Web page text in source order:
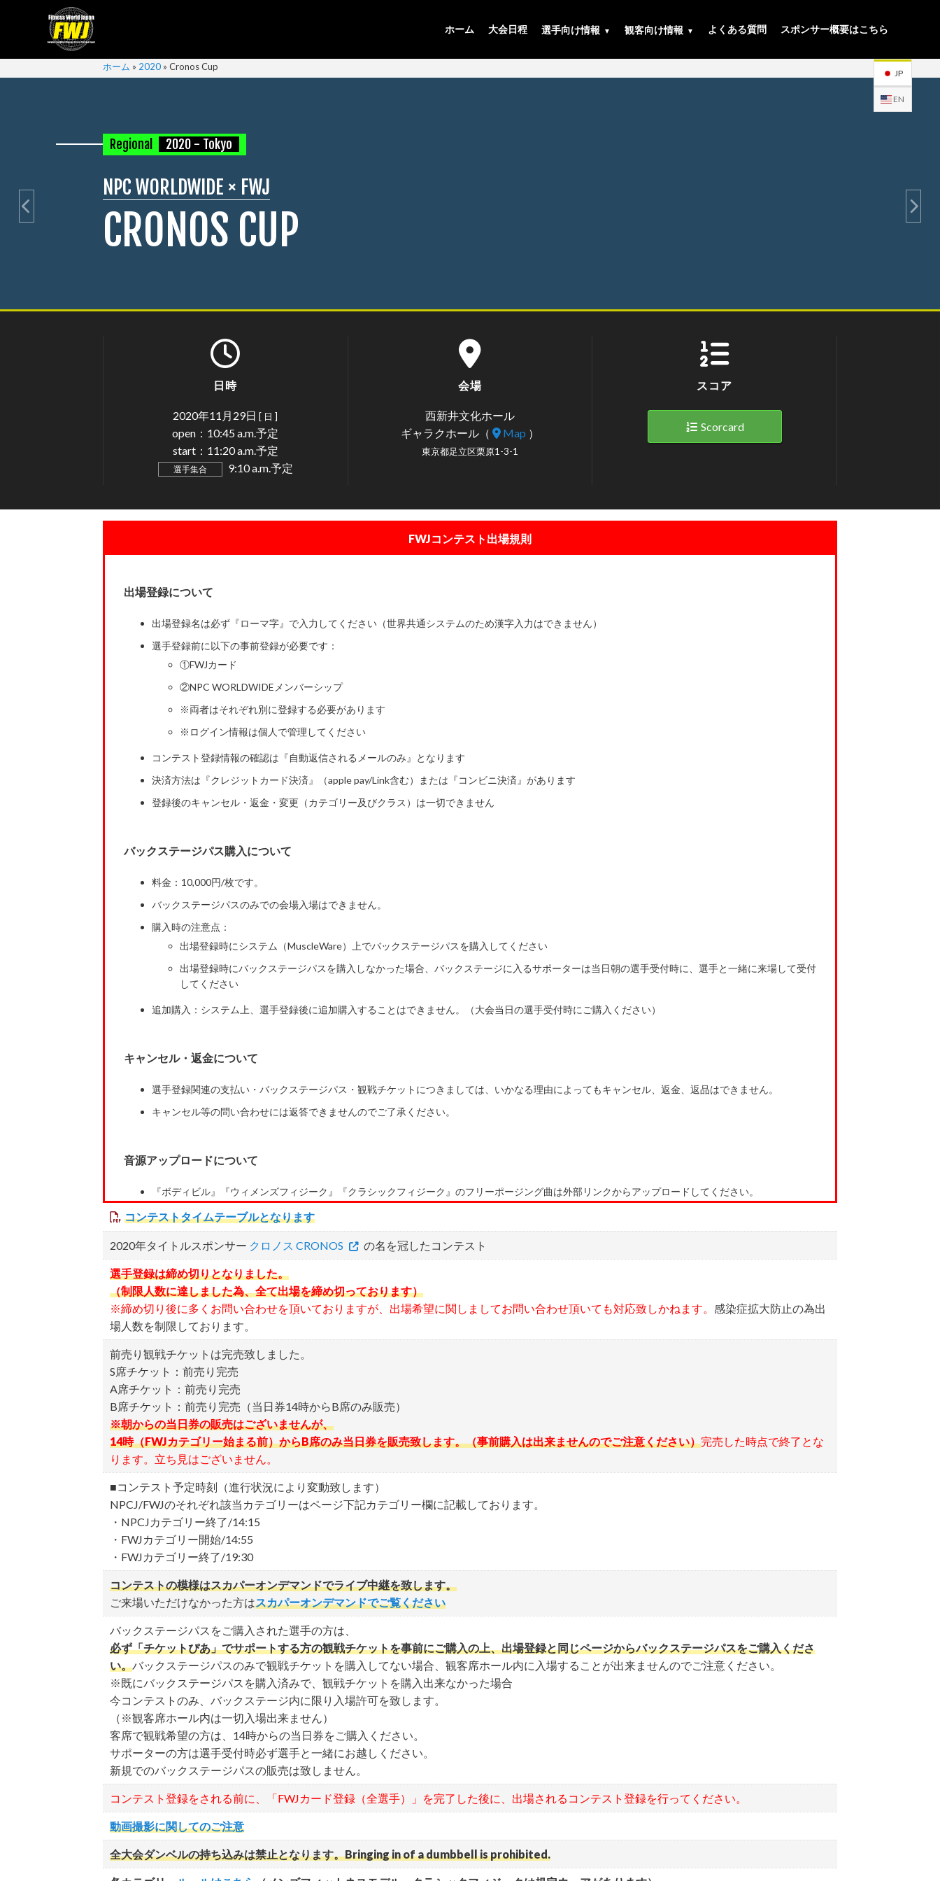
ホーム 大会日程 選手向け情報 観客向け情報 よくある質問 スポンサー概要はこちら
ホーム » 2020 » Cronos Cup
Regional 2020 - Tokyo
NPC WORLDWIDE × FWJ
CRONOS CUP
JP
EN
日時
2020年11月29日[ 日 ]
open：10:45 a.m.予定
start：11:20 a.m.予定
選手集合 9:10 a.m.予定
会場
西新井文化ホール
ギャラクホール （ Map ）
東京都足立区栗原1-3-1
スコア
Scorcard
FWJコンテスト出場規則
出場登録について
出場登録名は必ず『ローマ字』で入力してください（世界共通システムのため漢字入力はできません）
選手登録前に以下の事前登録が必要です：
①FWJカード
②NPC WORLDWIDEメンバーシップ
※両者はそれぞれ別に登録する必要があります
※ログイン情報は個人で管理してください
コンテスト登録情報の確認は『自動返信されるメールのみ』となります
決済方法は『クレジットカード決済』（apple pay/Link含む）または『コンビニ決済』があります
登録後のキャンセル・返金・変更（カテゴリー及びクラス）は一切できません
バックステージパス購入について
料金：10,000円/枚です。
バックステージパスのみでの会場入場はできません。
購入時の注意点：
出場登録時にシステム（MuscleWare）上でバックステージパスを購入してください
出場登録時にバックステージパスを購入しなかった場合、バックステージに入るサポーターは当日朝の選手受付時に、選手と一緒に来場して受付
してください
追加購入：システム上、選手登録後に追加購入することはできません。（大会当日の選手受付時にご購入ください）
キャンセル・返金について
選手登録関連の支払い・バックステージパス・観戦チケットにつきましては、いかなる理由によってもキャンセル、返金、返品はできません。
キャンセル等の問い合わせには返答できませんのでご了承ください。
音源アップロードについて
『ボディビル』『ウィメンズフィジーク』『クラシックフィジーク』のフリーポージング曲は外部リンクからアップロードしてください。
選手登録後すぐ、必ず登録期限内にアップロードしてください。
カラーリングについて
オフィシャルカラーリングサロンの利用が必須です。（コンテスト詳細ページ内にオフィシャルカラーリングサロンへのリンクバナーが表示されま
す）
カラーリング施術した場合は、カラーリング証明書の提出が必須です。
指定業者以外でのカラーリングは禁止です。
注意事項：
カラーリング後、薬剤をシャワーで洗い流してから会場入りしてください。
自身で塗るカラー・オイルは禁止です（ワセリンを主成分とする商品も禁止）。
会場内では素肌で床に座ったり壁に手を着いたりしないでください（施設を汚損した場合、クリーニング代を請求する可能性があります）。
コンテスト当日の注意事項
選手集合時間を厳守してください（遅刻者は受付できない場合があります）。
ゼッケンバッジ配布や測定等の選手受付は開催日当日の朝に実施します。
ゴミの各自持ち帰りをお願いします。
会場内は全面禁煙です。
ダンベル持ち込みは禁止です。また、必要以上のスペースを使う器具の持ち込みはご遠慮ください。
コンテスト運営を妨害する行為やスポーツマンシップを逸脱した行為は退場処分となる可能性があります。
貴重品管理は個人の責任でお願いします。会場内での盗難・紛失・破損等の責任は負いかねます。
動画撮影に関して
許可される機器：スマートフォン・タブレット端末のみです。
ジンバル（スマホ用スタビライザー）の使用は許可対象ですが、カメラ本体と一体になっている機材（カムコーダー型ジンバルなど）は禁止対象とな
ります。
ライブ配信（商標権に抵触します）
一脚・三脚を使用した撮影
周囲の観客に迷惑となる高さでの撮影
公序良俗に反する撮影
コンテストタイムテーブルとなります
2020年タイトルスポンサー クロノス CRONOS の名を冠したコンテスト
選手登録は締め切りとなりました。
（制限人数に達しました為、全て出場を締め切っております）
※締め切り後に多くお問い合わせを頂いておりますが、出場希望に関しましてお問い合わせ頂いても対応致しかねます。 感染症拡大防止の為出
場人数を制限しております。
前売り観戦チケットは完売致しました。
S席チケット：前売り完売
A席チケット：前売り完売
B席チケット：前売り完売（当日券14時からB席のみ販売）
※朝からの当日券の販売はございませんが、
14時（FWJカテゴリー始まる前）からB席のみ当日券を販売致します。（事前購入は出来ませんのでご注意ください）完売した時点で終了とな
ります。立ち見はございません。
■コンテスト予定時刻（進行状況により変動致します）
NPCJ/FWJのそれぞれ該当カテゴリーはページ下記カテゴリー欄に記載しております。
・NPCJカテゴリー終了/14:15
・FWJカテゴリー開始/14:55
・FWJカテゴリー終了/19:30
コンテストの模様はスカパーオンデマンドでライブ中継を致します。
ご来場いただけなかった方はスカパーオンデマンドでご覧ください
バックステージパスをご購入された選手の方は、
必ず「チケットぴあ」でサポートする方の観戦チケットを事前にご購入の上、出場登録と同じページからバックステージパスをご購入くださ
い。バックステージパスのみで観戦チケットを購入してない場合、観客席ホール内に入場することが出来ませんのでご注意ください。
※既にバックステージパスを購入済みで、観戦チケットを購入出来なかった場合
今コンテストのみ、バックステージ内に限り入場許可を致します。
（※観客席ホール内は一切入場出来ません）
客席で観戦希望の方は、14時からの当日券をご購入ください。
サポーターの方は選手受付時必ず選手と一緒にお越しください。
新規でのバックステージパスの販売は致しません。
コンテスト登録をされる前に、「FWJカード登録（全選手）」を完了した後に、出場されるコンテスト登録を行ってください。
動画撮影に関してのご注意
全大会ダンベルの持ち込みは禁止となります。Bringing in of a dumbbell is prohibited.